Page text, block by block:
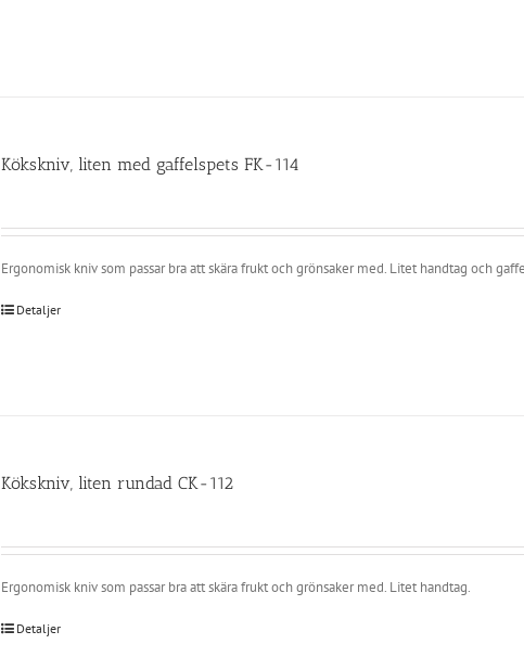
Kökskniv, liten med gaffelspets FK-114
Ergonomisk kniv som passar bra att skära frukt och grönsaker med. Litet handtag och
Detaljer
Kökskniv, liten rundad CK-112
Ergonomisk kniv som passar bra att skära frukt och grönsaker med. Litet handtag.
Detaljer